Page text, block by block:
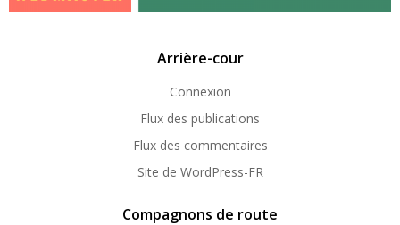
Arrière-cour
Connexion
Flux des publications
Flux des commentaires
Site de WordPress-FR
Compagnons de route